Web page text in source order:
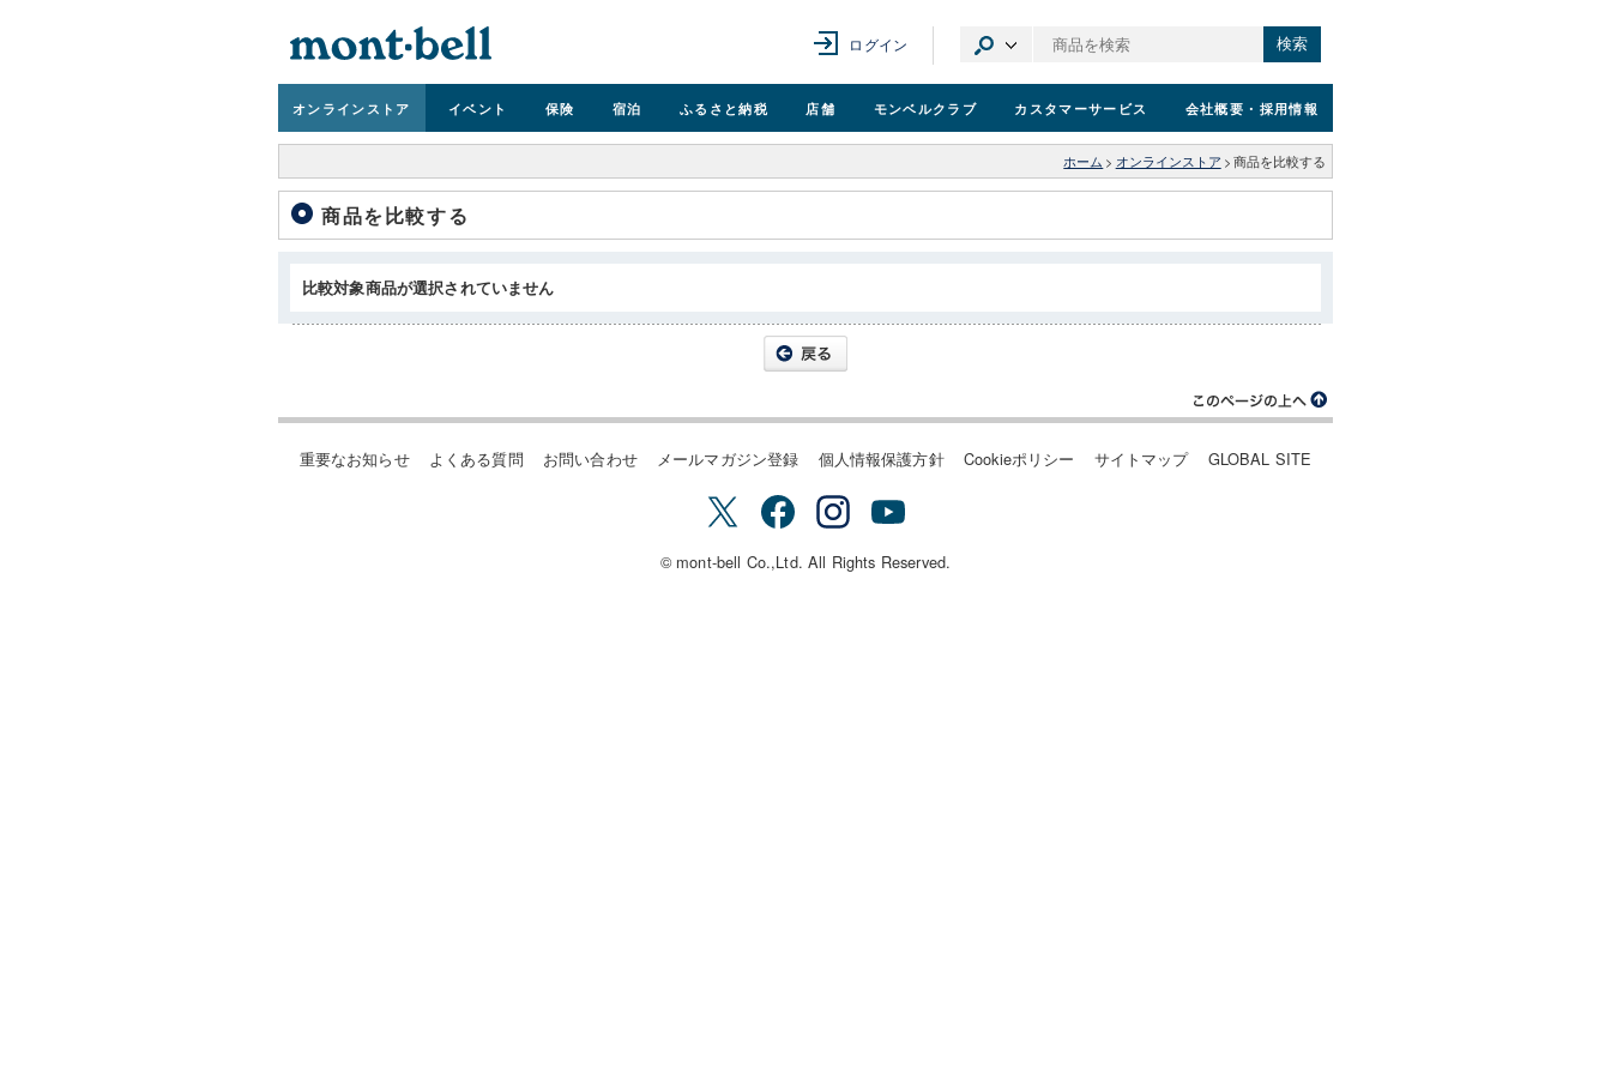
ログイン 検索
オンラインストア イベント 保険 宿泊 ふるさと納税 店舗 モンベルクラブ カスタマーサービス 会社概要 ・採用情報
ホーム > オンラインストア > 商品を比較する
商品を比較する
比較対象商品が選択されていません
重要なお知らせ よくある質問 お問い合わせ メールマガジン登録 個人情報保護方針 Cookieポリシー サイトマップ GLOBAL SITE
© mont-bell Co.,Ltd. All Rights Reserved.